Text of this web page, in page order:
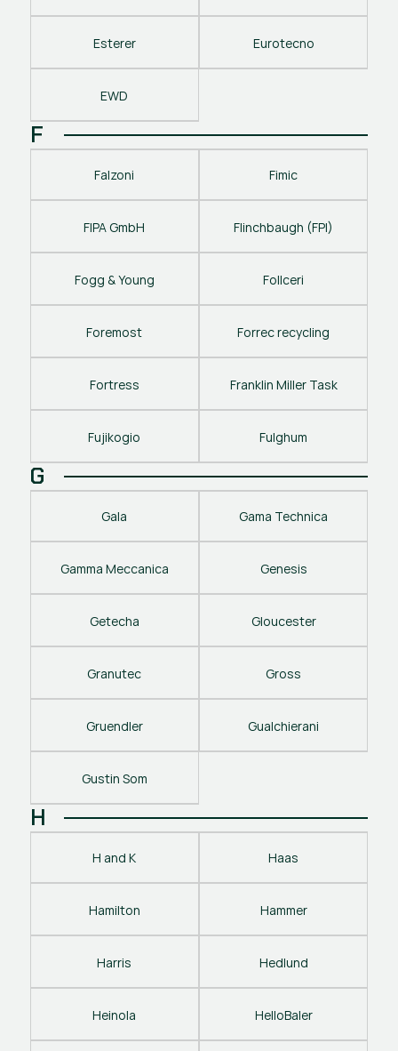
Esterer Eurotecno
EWD
F
Falzoni Fimic
FIPA GmbH Flinchbaugh (FPI)
Fogg & Young Follceri
Foremost Forrec recycling
Fortress Franklin Miller Task
Fujikogio Fulghum
G
Gala Gama Technica
Gamma Meccanica Genesis
Getecha Gloucester
Granutec Gross
Gruendler Gualchierani
Gustin Som
H
H and K Haas
Hamilton Hammer
Harris Hedlund
Heinola HelloBaler